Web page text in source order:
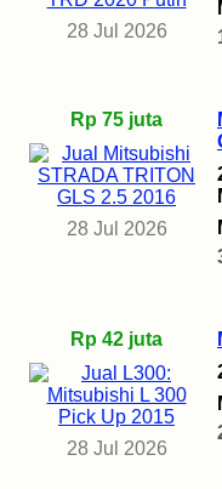
28 Jul 2026
Rp 75 juta
28 Jul 2026
Rp 42 juta
28 Jul 2026